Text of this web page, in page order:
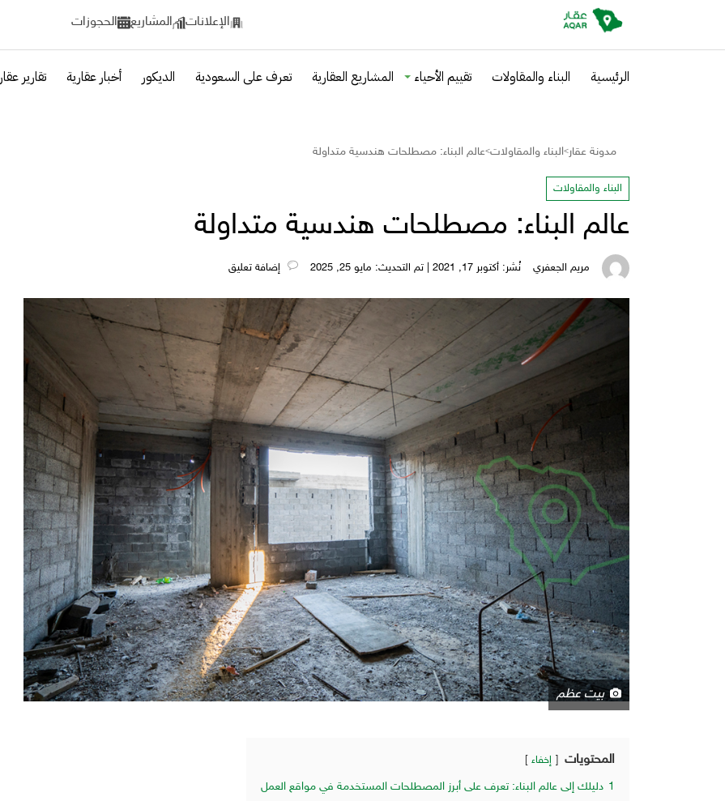
الإعلانات المشاريع الحجوزات
الرئيسية البناء والمقاولات تقييم الأحياء المشاريع العقارية تعرف على السعودية الديكور أخبار عقارية تقارير عقار
مدونة عقار>البناء والمقاولات>عالم البناء: مصطلحات هندسية متداولة
البناء والمقاولات
عالم البناء: مصطلحات هندسية متداولة
مريم الجعفري نُشر: أكتوبر 17, 2021 | تم التحديث: مايو 25, 2025
بيت عظم
المحتويات إخفاء
1 دليلك إلى عالم البناء: تعرف على أبرز المصطلحات المستخدمة في مواقع العمل